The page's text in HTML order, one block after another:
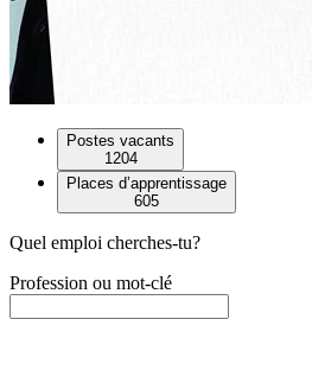
Postes vacants
1204
Places d’apprentissage
605
Quel emploi cherches-tu?
Profession ou mot-clé